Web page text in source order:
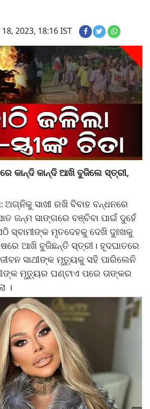
2023, 18:16 IST
କାନ୍ଦି କାନ୍ଦି ଆଖି ବୁଜିଲେ ସ୍ତ୍ରୀ,
: ଅଗ୍ନିକୁ ସାଖୀ ରଖି ବିବାହ ବନ୍ଧନରେ
ଜନ୍ମ ସାଙ୍ଗରେ ବଞ୍ଚିବା ପାଇଁ ଦୁହେଁ
ସ୍ବାମୀଙ୍କ ମୃତଦେହକୁ ଦେଖି ଦୁଃଖକୁ
ଆଖି ବୁଜିଛନ୍ତି ସ୍ତ୍ରୀ। ହୃଦଘାତରେ
ସାଥୀଙ୍କ ମୃତ୍ୟୁକୁ ସହି ପାରିଲେନି
ମୃତ୍ୟୁର ଘଣ୍ଟାଏ ପରେ ତାଙ୍କର
।